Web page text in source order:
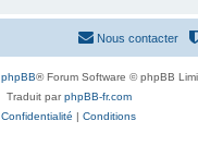
Nous contacter
phpBB® Forum Software © phpBB
Traduit parphpBB-fr.com
Confidentialité | Conditions